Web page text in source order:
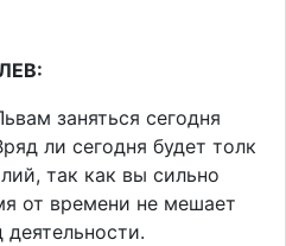
заняться сегодня
ли сегодня будет толк
так как вы сильно
от времени не мешает
деятельности.